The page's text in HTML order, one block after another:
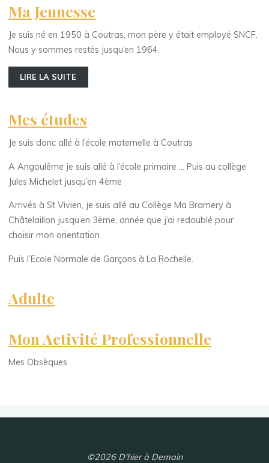
Ma Jeunesse
Je suis né en 1950 à Coutras, mon père y était employé SNCF.
Nous y sommes restés jusqu’en 1964.
LIRE LA SUITE
Mes études
Je suis donc allé à l’école maternelle à Coutras
A Angoulême je suis allé à l’école primaire … Puis au collège
Jules Michelet jusqu’en 4ème
Arrivés à St Vivien, je suis allé au Collège Ma Bramery à
Châtelaillon jusqu’en 3ème, année que j’ai redoublé pour
choisir mon orientation
Puis l’Ecole Normale de Garçons à La Rochelle.
Adulte
Mon Activité Professionnelle
Mes Obsèques
©2026 D'hier à Demain